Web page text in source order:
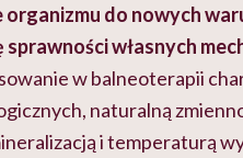
do nowych
własnych
w balneoterapii
naturalną
i temperaturą